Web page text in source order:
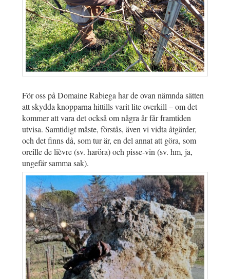
För oss på Domaine Rabiega har de ovan nämnda sätten
att skydda knopparna hittills varit lite overkill – om det
kommer att vara det också om några år får framtiden
utvisa. Samtidigt måste, förstås, även vi vidta åtgärder,
och det finns då, som tur är, en del annat att göra, som
oreille de lièvre (sv. haröra) och pisse-vin (sv. hm, ja,
ungefär samma sak).